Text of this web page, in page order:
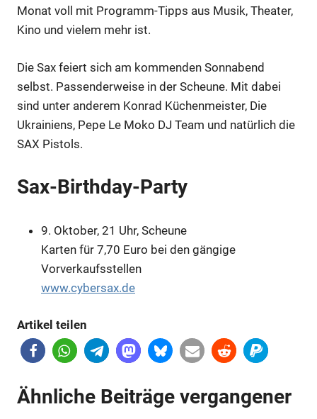
Monat voll mit Programm-Tipps aus Musik, Theater,
Kino und vielem mehr ist.
Die Sax feiert sich am kommenden Sonnabend
selbst. Passenderweise in der Scheune. Mit dabei
sind unter anderem Konrad Küchenmeister, Die
Ukrainiens, Pepe Le Moko DJ Team und natürlich die
SAX Pistols.
Sax-Birthday-Party
9. Oktober, 21 Uhr, Scheune
Karten für 7,70 Euro bei den gängige
Vorverkaufsstellen
www.cybersax.de
Artikel teilen
Ähnliche Beiträge vergangener